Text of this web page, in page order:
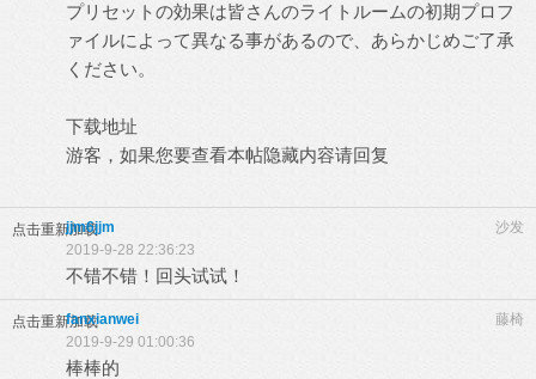
プリセットの効果は皆さんのライトルームの初期プロフ
ァイルによって異なる事があるので、あらかじめご了承
ください。
下载地址
游客，如果您要查看本帖隐藏内容请回复
点击重新加载 沙发
jjm6jjm
2019-9-28 22:36:23
不错不错！回头试试！
点击重新加载 藤椅
fanxianwei
2019-9-29 01:00:36
棒棒的